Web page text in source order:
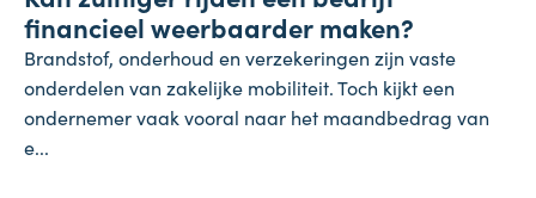
financieel weerbaarder maken?
Brandstof, onderhoud en verzekeringen zijn vaste
onderdelen van zakelijke mobiliteit. Toch kijkt een
ondernemer vaak vooral naar het maandbedrag van
e...